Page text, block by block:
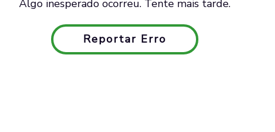
Algo inesperado ocorreu. Tente mais tarde.
Reportar Erro